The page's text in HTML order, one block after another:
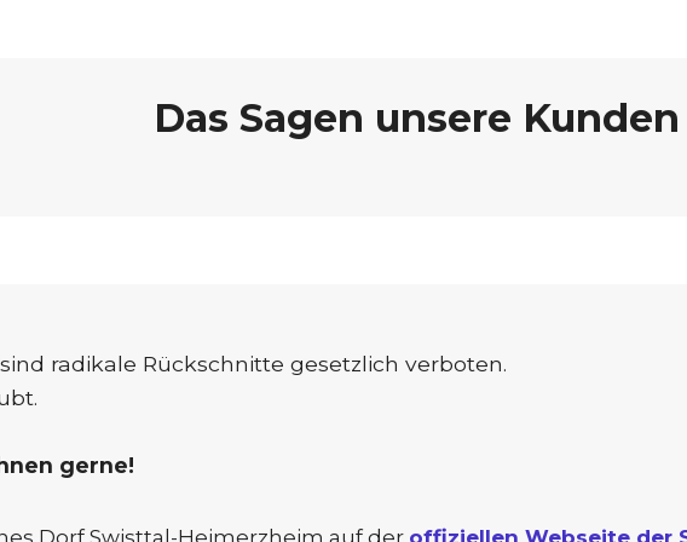
Das Sagen unsere Kunden
radikale Rückschnitte gesetzlich verboten.
gerne!
Dorf Swisttal-Heimerzheim auf der offiziellen Webseite der